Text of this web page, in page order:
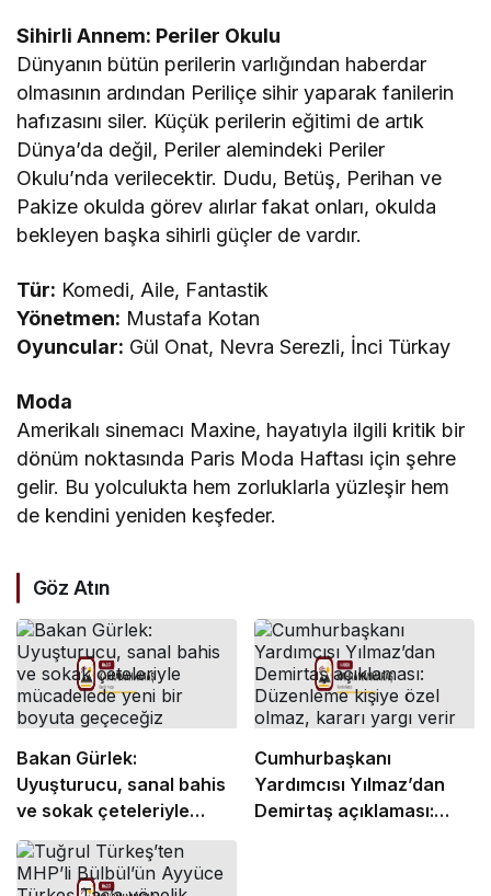
Sihirli Annem: Periler Okulu
Dünyanın bütün perilerin varlığından haberdar
olmasının ardından Periliçe sihir yaparak fanilerin
hafızasını siler. Küçük perilerin eğitimi de artık
Dünya’da değil, Periler alemindeki Periler
Okulu’nda verilecektir. Dudu, Betüş, Perihan ve
Pakize okulda görev alırlar fakat onları, okulda
bekleyen başka sihirli güçler de vardır.
Tür: Komedi, Aile, Fantastik
Yönetmen: Mustafa Kotan
Oyuncular: Gül Onat, Nevra Serezli, İnci Türkay
Moda
Amerikalı sinemacı Maxine, hayatıyla ilgili kritik bir
dönüm noktasında Paris Moda Haftası için şehre
gelir. Bu yolculukta hem zorluklarla yüzleşir hem
de kendini yeniden keşfeder.
Göz Atın
Bakan Gürlek:
Uyuşturucu, sanal bahis
ve sokak çeteleriyle
mücadelede yeni bir
boyuta geçeceğiz
Cumhurbaşkanı
Yardımcısı Yılmaz’dan
Demirtaş açıklaması: